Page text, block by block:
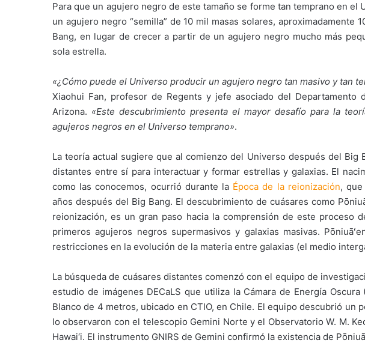
Para que un agujero negro de este tamaño se forme tan temprano en el
un agujero negro “semilla” de 10 mil masas solares, aproximadamente
Bang, en lugar de crecer a partir de un agujero negro mucho más
sola estrella.
«¿Cómo puede el Universo producir un agujero negro tan masivo y tan
Xiaohui Fan, profesor de Regents y jefe asociado del Departamento
Arizona. «Este descubrimiento presenta el mayor desafío para la
agujeros negros en el Universo temprano».
La teoría actual sugiere que al comienzo del Universo después del Big
distantes entre sí para interactuar y formar estrellas y galaxias. El
como las conocemos, ocurrió durante la Época de la reionización,
años después del Big Bang. El descubrimiento de cuásares como
reionización, es un gran paso hacia la comprensión de este proceso
primeros agujeros negros supermasivos y galaxias masivas.
restricciones en la evolución de la materia entre galaxias (el medio
La búsqueda de cuásares distantes comenzó con el equipo de
estudio de imágenes DECaLS que utiliza la Cámara de Energía
Blanco de 4 metros, ubicado en CTIO, en Chile. El equipo descubrió un
lo observaron con el telescopio Gemini Norte y el Observatorio W. M.
Hawai‘i. El instrumento GNIRS de Gemini confirmó la existencia de